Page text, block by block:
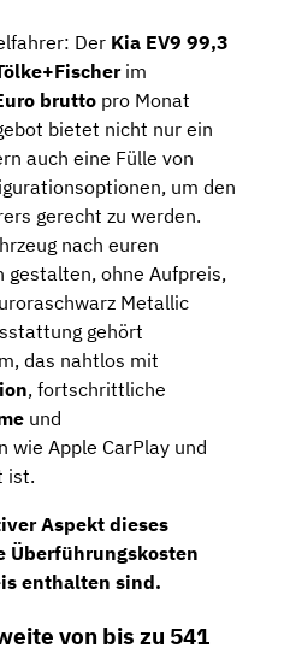
Der Kia EV9 99,3
im
brutto pro Monat
bietet nicht nur ein
auch eine Fülle von
um den
gerecht zu werden.
nach euren
gestalten, ohne Aufpreis,
Metallic
gehört
das nahtlos mit
, fortschrittliche
und
Apple CarPlay und
ist.
Aspekt dieses
Überführungskosten
enthalten sind.
von bis zu 541